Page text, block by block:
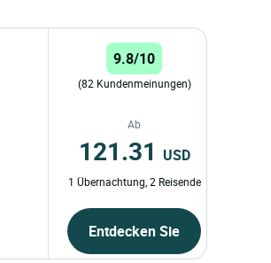
9.8/10
(82 Kundenmeinungen)
Ab
121.31 USD
1 Übernachtung, 2 Reisende
Entdecken Sie